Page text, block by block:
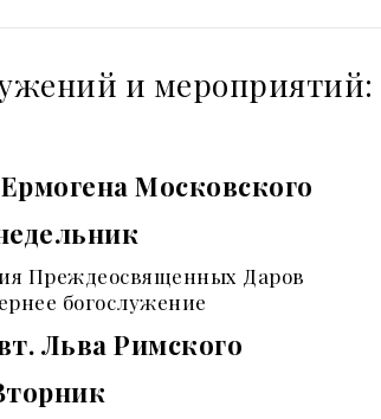
и мероприятий:
Московского
Преждеосвященных Даров
богослужение
Льва Римского